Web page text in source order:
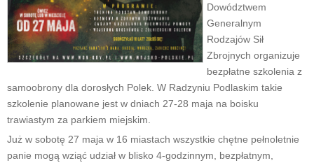
Dowództwem
Generalnym
Rodzajów Sił
Zbrojnych organizuje
bezpłatne szkolenia z
samoobrony dla dorosłych Polek. W Radzyniu Podlaskim takie
szkolenie planowane jest w dniach 27-28 maja na boisku
trawiastym za parkiem miejskim.
Już w sobotę 27 maja w 16 miastach wszystkie chętne pełnoletnie
panie mogą wziąć udział w blisko 4-godzinnym, bezpłatnym,